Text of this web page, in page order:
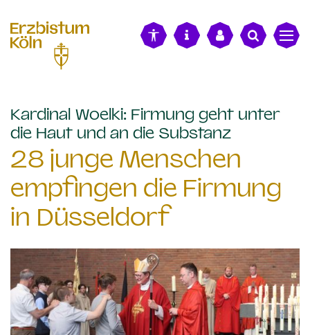
Kardinal Woelki: Firmung geht unter
die Haut und an die Substanz
28 junge Menschen
empfingen die Firmung
in Düsseldorf